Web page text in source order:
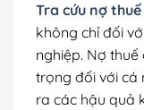
Tra cứu nợ thuế
không chỉ đối
nghiệp. Nợ
trọng đối với cá
ra các hậu quả